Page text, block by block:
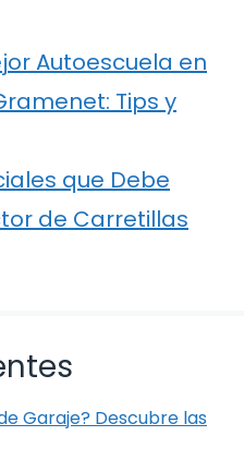
Autoescuela en
Tips y
que Debe
de Carretillas
Garaje? Descubre las